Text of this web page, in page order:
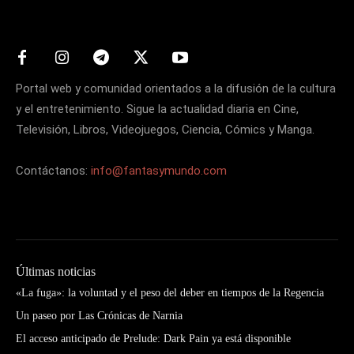
Portal web y comunidad orientados a la difusión de la cultura
y el entretenimiento. Sigue la actualidad diaria en Cine,
Televisión, Libros, Videojuegos, Ciencia, Cómics y Manga.
Contáctanos: info@fantasymundo.com
Últimas noticias
«La fuga»: la voluntad y el peso del deber en tiempos de la Regencia
Un paseo por Las Crónicas de Narnia
El acceso anticipado de Prelude: Dark Pain ya está disponible